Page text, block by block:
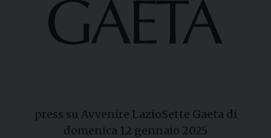
press su Avvenire LazioSette Gaeta di
domenica 12 gennaio 2025